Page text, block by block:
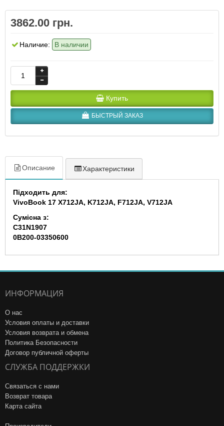
3862.00 грн.
Наличие: В наличии
Купить
БЫСТРЫЙ ЗАКАЗ
Описание Характеристики
Підходить для:
VivoBook 17 X712JA, K712JA, F712JA, V712JA
Сумісна з:
C31N1907
0B200-03350600
ИНФОРМАЦИЯ
О нас
Условия оплаты и доставки
Условия возврата и обмена
Политика Безопасности
Договор публичной оферты
СЛУЖБА ПОДДЕРЖКИ
Связаться с нами
Возврат товара
Карта сайта